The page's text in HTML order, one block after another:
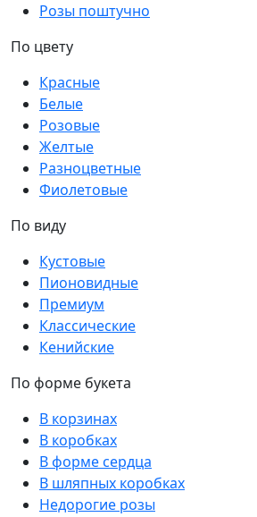
Розы поштучно
По цвету
Красные
Белые
Розовые
Желтые
Разноцветные
Фиолетовые
По виду
Кустовые
Пионовидные
Премиум
Классические
Кенийские
По форме букета
В корзинах
В коробках
В форме сердца
В шляпных коробках
Недорогие розы